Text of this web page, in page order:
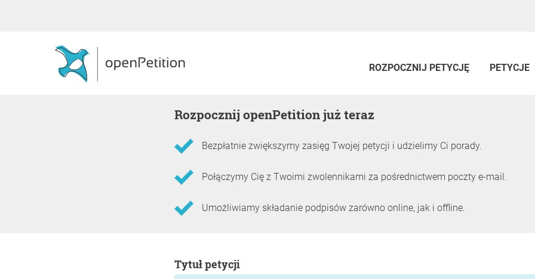
ROZPOCZNIJ PETYCJĘ PETYCJE
Rozpocznij openPetition już teraz
Bezpłatnie zwiększymy zasięg Twojej petycji i udzielimy Ci porady.
Połączymy Cię z Twoimi zwolennikami za pośrednictwem poczty e-mail.
Umożliwiamy składanie podpisów zarówno online, jak i offline.
Tytuł petycji